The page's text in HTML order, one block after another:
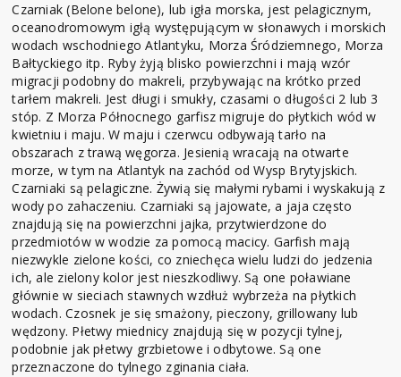
Czarniak (Belone belone), lub igła morska, jest pelagicznym,
oceanodromowym igłą występującym w słonawych i morskich
wodach wschodniego Atlantyku, Morza Śródziemnego, Morza
Bałtyckiego itp. Ryby żyją blisko powierzchni i mają wzór
migracji podobny do makreli, przybywając na krótko przed
tarłem makreli. Jest długi i smukły, czasami o długości 2 lub 3
stóp. Z Morza Północnego garfisz migruje do płytkich wód w
kwietniu i maju. W maju i czerwcu odbywają tarło na
obszarach z trawą węgorza. Jesienią wracają na otwarte
morze, w tym na Atlantyk na zachód od Wysp Brytyjskich.
Czarniaki są pelagiczne. Żywią się małymi rybami i wyskakują z
wody po zahaczeniu. Czarniaki są jajowate, a jaja często
znajdują się na powierzchni jajka, przytwierdzone do
przedmiotów w wodzie za pomocą macicy. Garfish mają
niezwykle zielone kości, co zniechęca wielu ludzi do jedzenia
ich, ale zielony kolor jest nieszkodliwy. Są one poławiane
głównie w sieciach stawnych wzdłuż wybrzeża na płytkich
wodach. Czosnek je się smażony, pieczony, grillowany lub
wędzony. Płetwy miednicy znajdują się w pozycji tylnej,
podobnie jak płetwy grzbietowe i odbytowe. Są one
przeznaczone do tylnego zginania ciała.